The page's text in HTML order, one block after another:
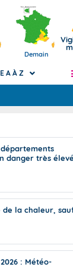
Demain
de J+2 à
intenses à
du risque
A À Z
danger très élevé
de la chaleur,
: Météo-